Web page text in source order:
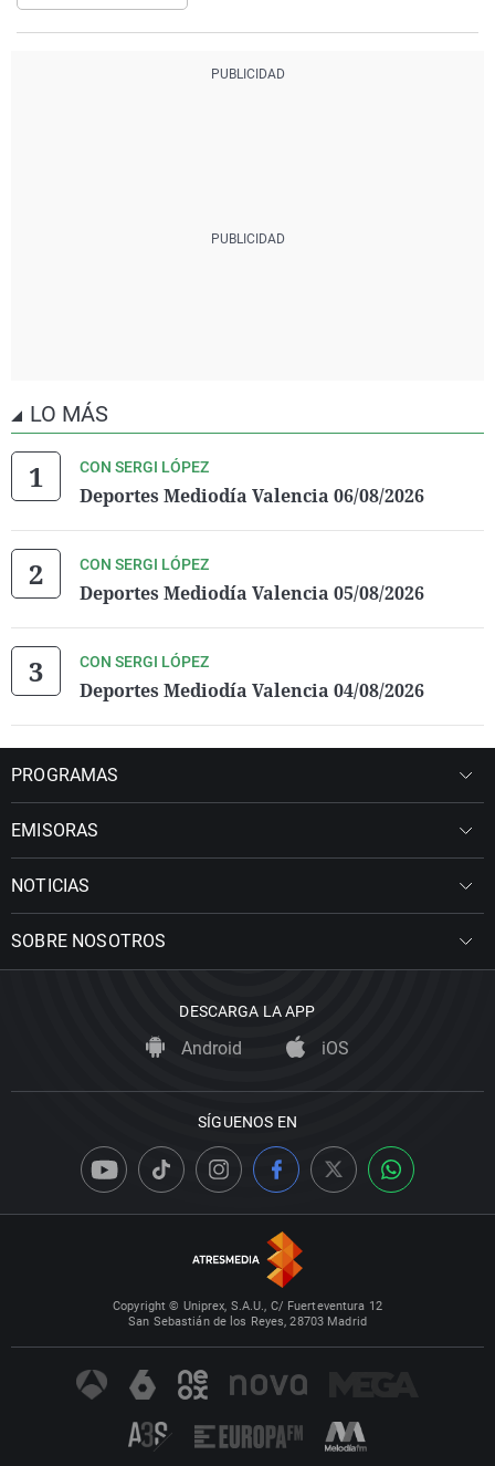
LO MÁS
CON SERGI LÓPEZ
Deportes Mediodía Valencia 06/08/2026
CON SERGI LÓPEZ
Deportes Mediodía Valencia 05/08/2026
CON SERGI LÓPEZ
Deportes Mediodía Valencia 04/08/2026
PROGRAMAS
EMISORAS
NOTICIAS
SOBRE NOSOTROS
DESCARGA LA APP
Android iOS
SÍGUENOS EN
Copyright © Uniprex, S.A.U., C/ Fuerteventura 12
San Sebastián de los Reyes, 28703 Madrid